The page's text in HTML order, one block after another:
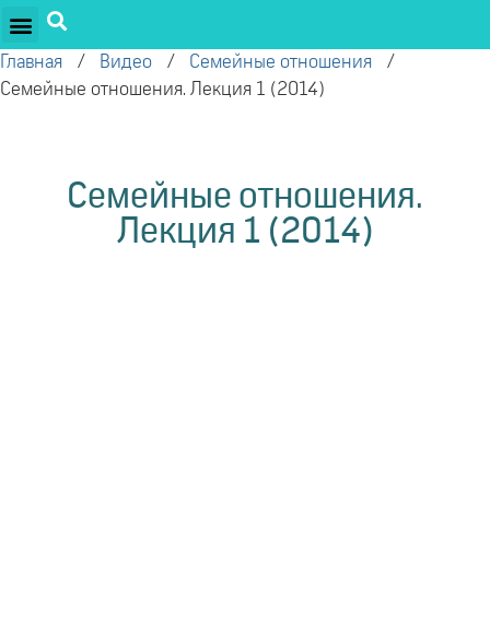
Главная / Видео / Семейные отношения /
Семейные отношения. Лекция 1 (2014)
Семейные отношения.
Лекция 1 (2014)